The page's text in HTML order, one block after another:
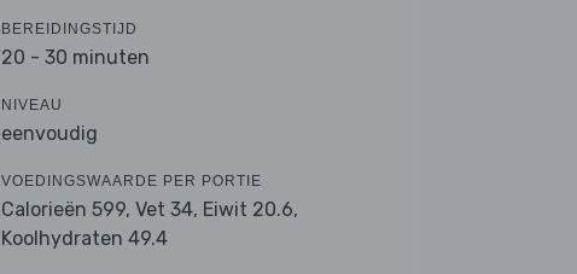
BEREIDINGSTIJD
20 - 30 minuten
NIVEAU
eenvoudig
VOEDINGSWAARDE PER PORTIE
Calorieën 599, Vet 34, Eiwit 20.6,
Koolhydraten 49.4